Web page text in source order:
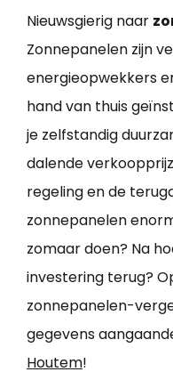
Nieuwsgierig naar
Zonnepanelen zijn
energieopwekkers
hand van thuis
je zelfstandig
dalende
regeling en de
zonnepanelen
zomaar doen? Na
investering terug?
zonnepanelen-
gegevens
Houtem!